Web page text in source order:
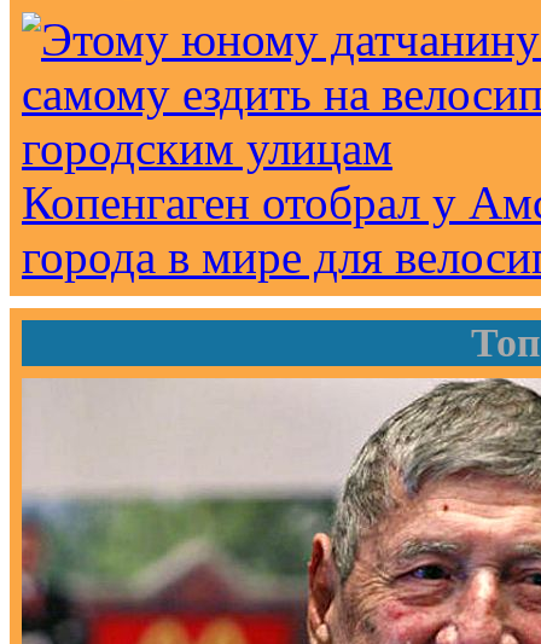
Копенгаген отобрал у
города в мире для